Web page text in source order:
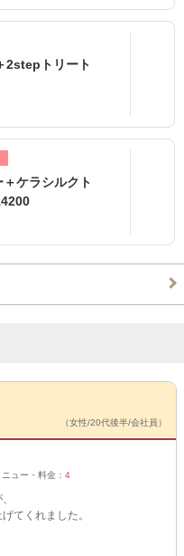
2stepトリート
ケラシルクト
（女性/20代後半/会社員）
ニュー・料金： 4
てくれました。